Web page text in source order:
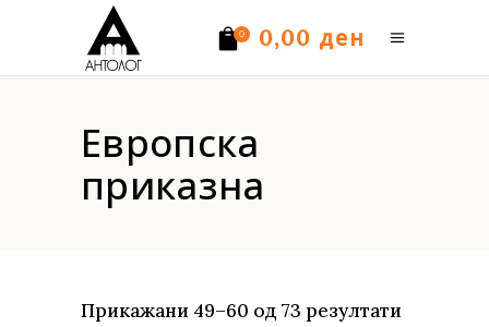
0 0,00 ден
Европска
приказна
Прикажани 49–60 од 73 резултати